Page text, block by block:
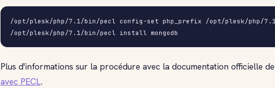
/opt/plesk/php/7.1/bin/pecl config-set php_prefix /opt/plesk/php/
Plus d'informations sur la procédure avec la documentation officielle
avec PECL.